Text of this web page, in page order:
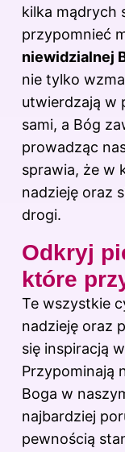
kilka mądrych
przypomnieć
niewidzialnej
nie tylko
utwierdzają w
sami, a Bóg
prowadząc
sprawia, że w
nadzieję oraz
drogi.
Odkryj
które
Te wszystkie
nadzieję oraz
się inspiracją
Przypominają
Boga w
najbardziej
pewnością